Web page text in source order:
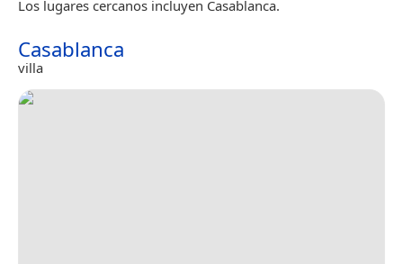
Los lugares cercanos incluyen Casablanca.
Casablanca
villa